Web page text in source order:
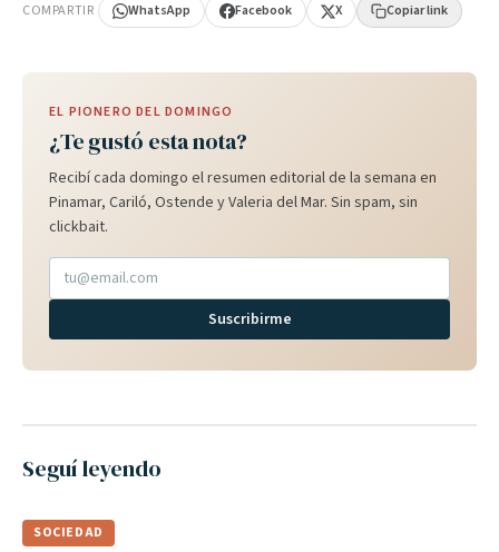
COMPARTIR WhatsApp Facebook X Copiar link
EL PIONERO DEL DOMINGO
¿Te gustó esta nota?
Recibí cada domingo el resumen editorial de la semana en
Pinamar, Cariló, Ostende y Valeria del Mar. Sin spam, sin
clickbait.
Suscribirme
Seguí leyendo
SOCIEDAD